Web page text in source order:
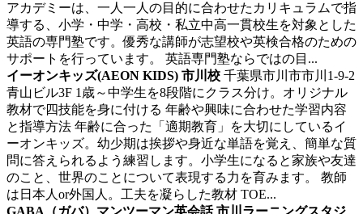
アカデミーは、一人一人の目的に合わせたカリキュラムで指
導する、小学・中学・高校・私立中高一貫校生を対象とした
英語の専門塾です。優秀な講師が志望校や英検合格のための
サポートを行っています。 英語専門塾ならではの目...
イーオンキッズ(AEON KIDS) 市川校 千葉県市川市市川1-9-2
青山ビル3F 1歳～中学生を8段階にクラス分け。オリジナル
教材で四技能を身に付ける 年齢や興味に合わせた学習内容
と指導方法 年齢に合った「適期教育」を大切にしているイ
ーオンキッズ。幼少期は挨拶や身近な単語を覚え、簡単な質
問に答えられるよう練習します。小学生になると家族や友達
のこと、世界のことについて表現する力を育みます。 教師
は日本人or外国人。工夫を凝らした教材 TOE...